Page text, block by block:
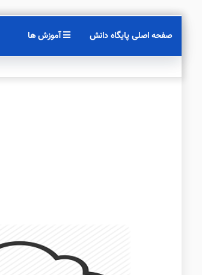
آموزش ها صفحه اصلی پایگاه دانش